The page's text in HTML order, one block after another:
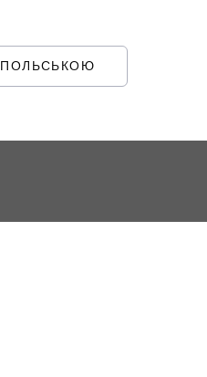
ПОЛЬСЬКОЮ